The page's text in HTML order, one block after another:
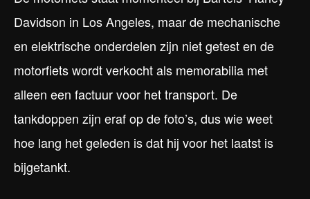
Davidson in Los Angeles, maar de mechanische
en elektrische onderdelen zijn niet getest en de
motorfiets wordt verkocht als memorabilia met
alleen een factuur voor het transport. De
tankdoppen zijn eraf op de foto’s, dus wie weet
hoe lang het geleden is dat hij voor het laatst is
bijgetankt.